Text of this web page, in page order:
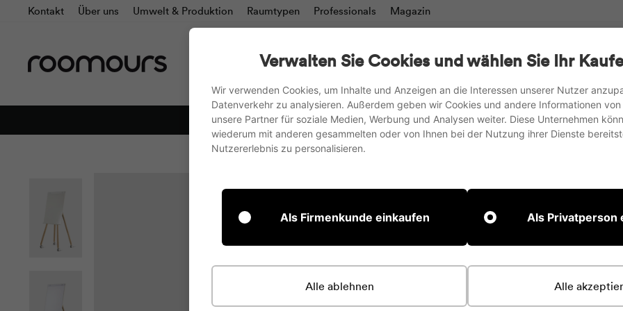
Direkt
Verwalten Sie Cookies und wählen Sie Ihr
Wir verwenden Cookies, um Inhalte und Anzeigen an die Interessen unserer Nutzer
Datenverkehr zu analysieren. Außerdem geben wir Cookies und andere Informationen von
unsere Partner für soziale Medien, Werbung und Analysen weiter. Diese Unternehmen
wiederum mit anderen gesammelten oder von Ihnen bei der Nutzung ihrer Dienste
Nutzererlebnis zu personalisieren.
Als Firmenkunde einkaufen Als Privatperson
Alle ablehnen Alle
Kontakt Über uns Umwelt & Produktion Raumtypen Professionals Magazin
Pause
wir versenden in die EU, nach UK und in die Schweiz
Startseite
Wendig und mobil ist
seinen Bann.
spielen. Mit seinen
es für dynamische